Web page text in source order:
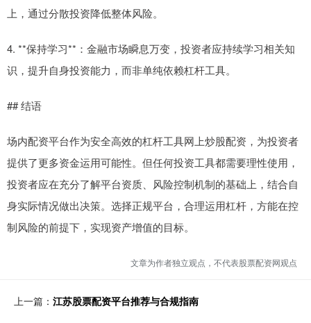
上，通过分散投资降低整体风险。
4. **保持学习**：金融市场瞬息万变，投资者应持续学习相关知
识，提升自身投资能力，而非单纯依赖杠杆工具。
## 结语
场内配资平台作为安全高效的杠杆工具网上炒股配资，为投资者
提供了更多资金运用可能性。但任何投资工具都需要理性使用，
投资者应在充分了解平台资质、风险控制机制的基础上，结合自
身实际情况做出决策。选择正规平台，合理运用杠杆，方能在控
制风险的前提下，实现资产增值的目标。
文章为作者独立观点，不代表股票配资网观点
上一篇： 江苏股票配资平台推荐与合规指南